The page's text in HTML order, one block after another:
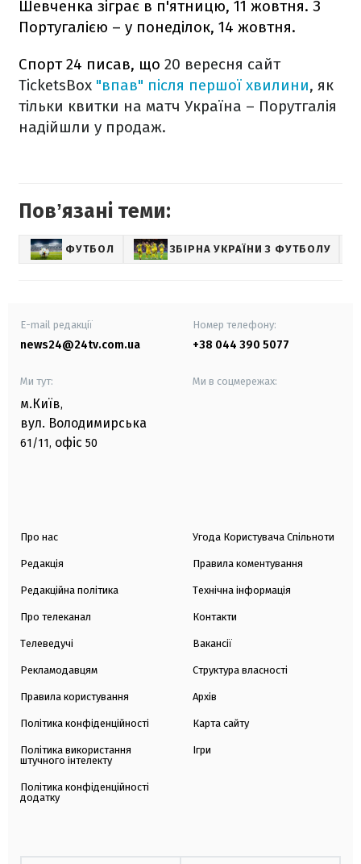
Шевченка зіграє в п'ятницю, 11 жовтня. З
Португалією – у понеділок, 14 жовтня.
Спорт 24 писав, що 20 вересня сайт
TicketsBox "впав" після першої хвилини, як
тільки квитки на матч Україна – Порутгалія
надійшли у продаж.
Повʼязані теми:
ФУТБОЛ ЗБІРНА УКРАЇНИ З ФУТБОЛУ
E-mail редакції
news24@24tv.com.ua
Номер телефону:
+38 044 390 5077
Ми тут:
м.Київ,
вул. Володимирська
61/11, офіс 50
Ми в соцмережах:
Про нас
Редакція
Редакційна політика
Про телеканал
Телеведучі
Рекламодавцям
Правила користування
Політика конфіденційності
Політика використання
штучного інтелекту
Політика конфіденційності
додатку
Угода Користувача Спільноти
Правила коментування
Технічна інформація
Контакти
Вакансії
Структура власності
Архів
Карта сайту
Ігри